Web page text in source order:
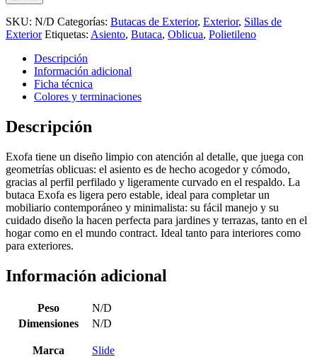
SKU: N/D Categorías: Butacas de Exterior, Exterior, Sillas de
Exterior Etiquetas: Asiento, Butaca, Oblicua, Polietileno
Descripción
Información adicional
Ficha técnica
Colores y terminaciones
Descripción
Exofa tiene un diseño limpio con atención al detalle, que juega con
geometrías oblicuas: el asiento es de hecho acogedor y cómodo,
gracias al perfil perfilado y ligeramente curvado en el respaldo. La
butaca Exofa es ligera pero estable, ideal para completar un
mobiliario contemporáneo y minimalista: su fácil manejo y su
cuidado diseño la hacen perfecta para jardines y terrazas, tanto en el
hogar como en el mundo contract. Ideal tanto para interiores como
para exteriores.
Información adicional
Peso
N/D
Dimensiones
N/D
Marca Slide